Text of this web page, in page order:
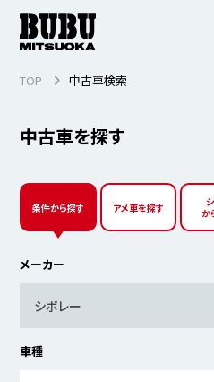
中古車を探す
TOP 中古車検索
条件から探す アメ車を探す
か
メーカー
シボレー
車種